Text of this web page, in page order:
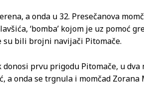
a onda u 32. Presečanova
‘bomba’ kojom je uz pomoć
bili brojni navijači Pitomače.
prvu prigodu Pitomače, u dva
a onda se trgnula i momčad Zorana